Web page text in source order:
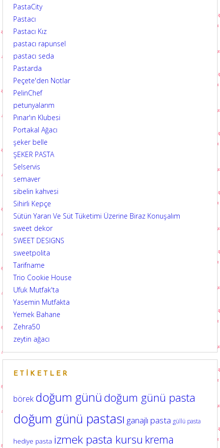
PastaCity
Pastacı
Pastacı Kız
pastacı rapunsel
pastacı seda
Pastarda
Peçete'den Notlar
PelinChef
petunyalarım
Pınar'ın Klubesi
Portakal Ağacı
şeker belle
ŞEKER PASTA
Selservis
semaver
sibelin kahvesi
Sihirli Kepçe
Sütün Yararı Ve Süt Tüketimi Üzerine Biraz Konuşalım
sweet dekor
SWEET DESIGNS
sweetpolita
Tarifname
Trio Cookie House
Ufuk Mutfak'ta
Yasemin Mutfakta
Yemek Bahane
Zehra50
zeytin ağacı
ETIKETLER
börek doğum günüdoğum günü pasta
doğum günü pastası ganajlı pasta güllü pasta
hediye pasta izmek pasta kursu krema